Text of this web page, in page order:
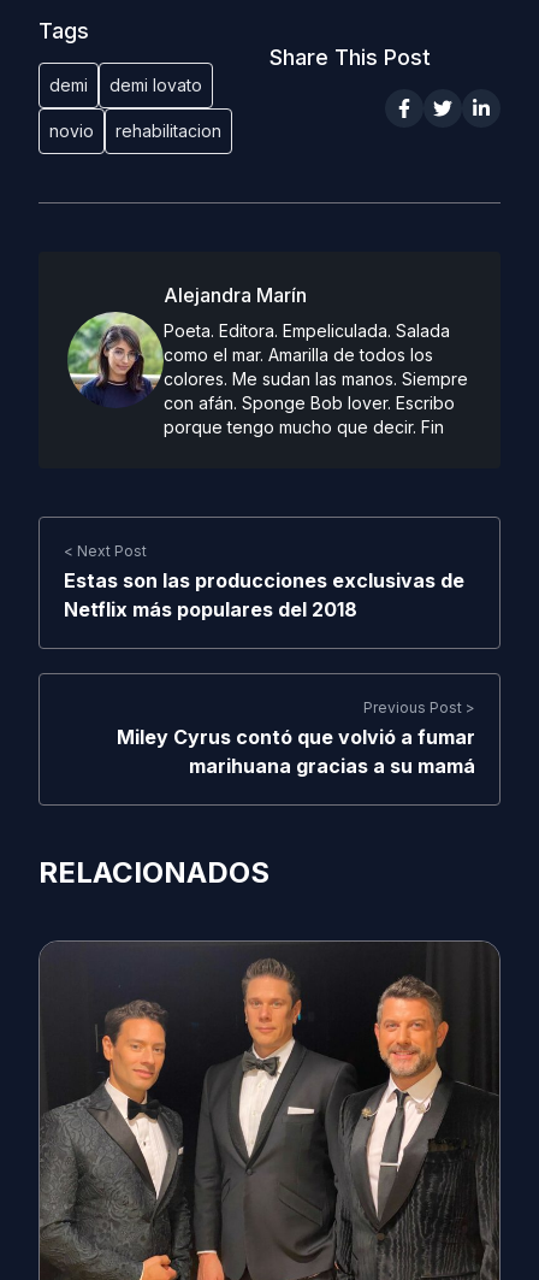
Tags
demi demi lovato
novio rehabilitacion
Share This Post
Alejandra Marín
Poeta. Editora. Empeliculada. Salada
como el mar. Amarilla de todos los
colores. Me sudan las manos. Siempre
con afán. Sponge Bob lover. Escribo
porque tengo mucho que decir. Fin
< Next Post
Estas son las producciones exclusivas de
Netflix más populares del 2018
Previous Post >
Miley Cyrus contó que volvió a fumar
marihuana gracias a su mamá
RELACIONADOS